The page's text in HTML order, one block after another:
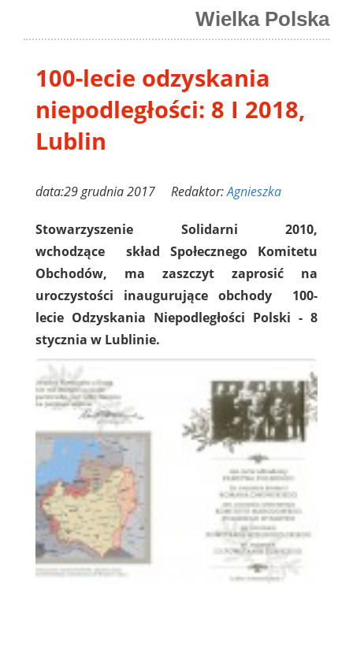
Wielka Polska
100-lecie odzyskania
niepodległości: 8 I 2018,
Lublin
data:29 grudnia 2017 Redaktor:Agnieszka
Stowarzyszenie Solidarni 2010,
wchodzące skład Społecznego Komitetu
Obchodów, ma zaszczyt zaprosić na
uroczystości inaugurujące obchody 100-
lecie Odzyskania Niepodległości Polski - 8
stycznia w Lublinie.